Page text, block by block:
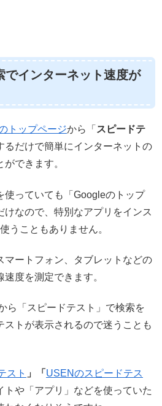
でインターネット速度が
トップページから「 スピードテ
るだけで簡単にインターネットの
できます。
使っていても「Googleのトップ
けなので、特別なアプリをインス
うこともありません。
マートフォン、タブレットなどの
度を測定できます。
ら「スピードテスト」で検索を
ストが表示されるので迷うことも
スト 」「 USENのスピードテス
トや「アプリ」などを使っていた